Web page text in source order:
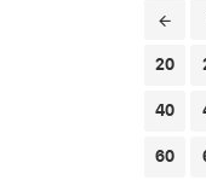
navigation
20
40
60